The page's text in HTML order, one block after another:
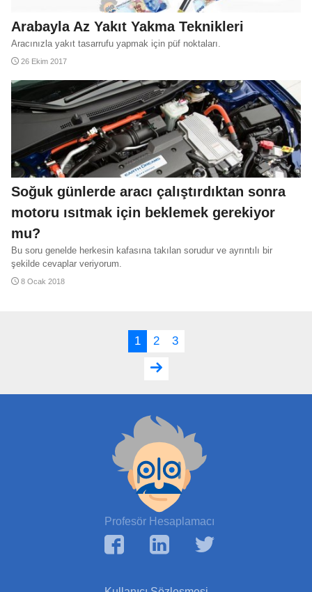
Arabayla Az Yakıt Yakma Teknikleri
Aracınızla yakıt tasarrufu yapmak için püf noktaları.
26 Ekim 2017
Soğuk günlerde aracı çalıştırdıktan sonra
motoru ısıtmak için beklemek gerekiyor
mu?
Bu soru genelde herkesin kafasına takılan sorudur ve ayrıntılı bir
şekilde cevaplar veriyorum.
8 Ocak 2018
1 2 3
Profesör Hesaplamacı